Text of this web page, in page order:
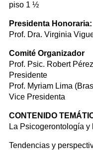
piso 1 ½
Presidenta Honoraria:
Prof. Dra. Virginia
Comité Organizador
Prof. Psic. Robert Pérez
Presidente
Prof. Myriam Lima
Vice Presidenta
CONTENIDO
La Psicogerontología
Tendencias y